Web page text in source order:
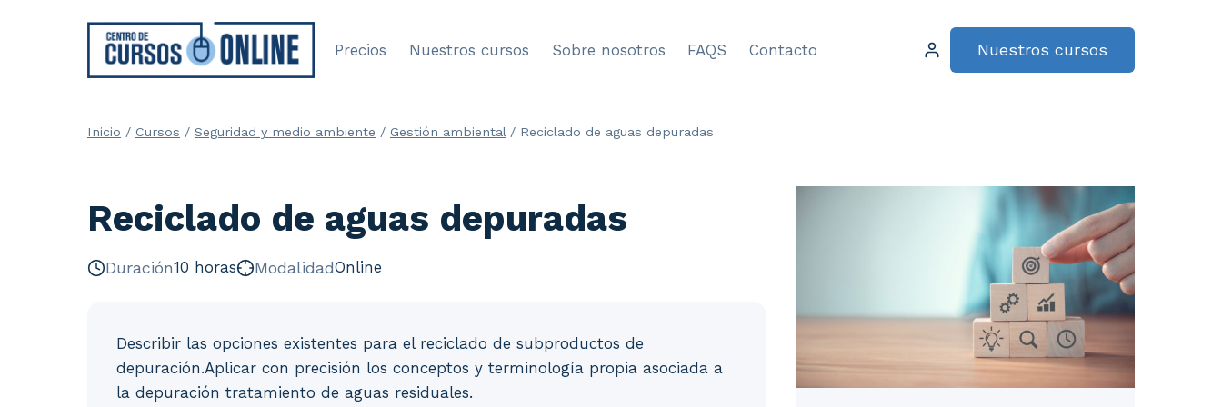
Precios Nuestros cursos Sobre nosotros FAQS Contacto Nuestros cursos
Inicio / Cursos / Seguridad y medio ambiente / Gestión ambiental / Reciclado de aguas depuradas
Reciclado de aguas depuradas
Duración10 horas ModalidadOnline
Describir las opciones existentes para el reciclado de subproductos de
depuración.Aplicar con precisión los conceptos y terminología propia asociada a
la depuración tratamiento de aguas residuales.